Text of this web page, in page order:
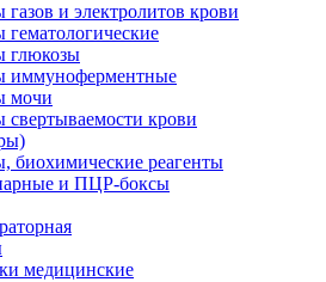
и электролитов крови
гематологические
глюкозы
иммуноферментные
мочи
свертываемости крови
биохимические реагенты
и ПЦР-боксы
медицинские